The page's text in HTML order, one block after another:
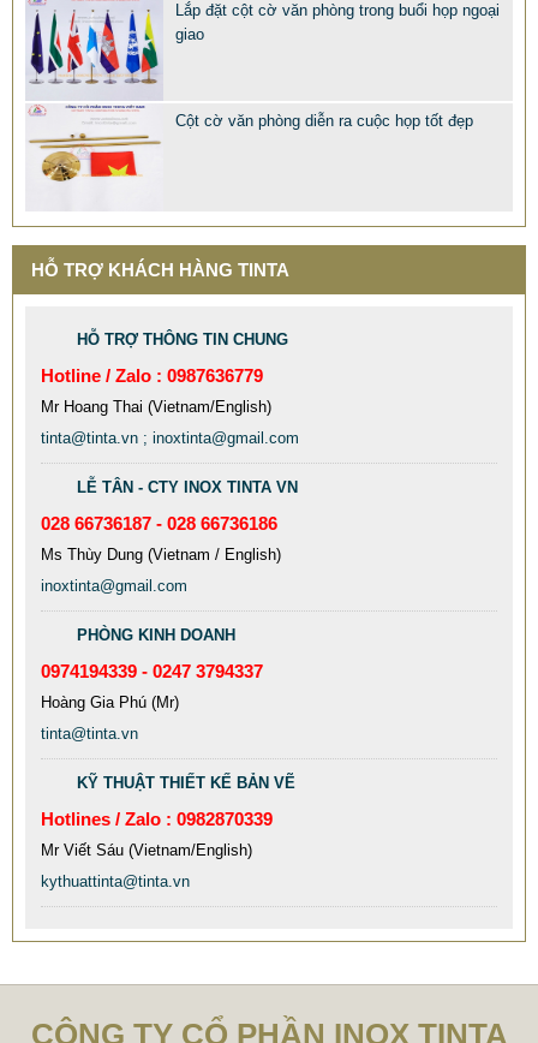
MẪU XE ĐẨY INOX ĐẸP GIÁ RẺ - XE ĐẨY HÀNH LÝ SÂN
BAY TẠI TPHCM THƯƠNG HIỆU TINTA
9.577.900 VNĐ9.757.900 VNĐ
MẪU CỘT CỜ INOX ĐẸP GIÁ RẺ
2.896.700 VNĐ
Mẫu: MAU COT CO INOX 304
Lắp đặt cột cờ văn phòng trong buổi họp ngoại
giao
Cột cờ văn phòng diễn ra cuộc họp tốt đẹp
HỖ TRỢ KHÁCH HÀNG TINTA
HỖ TRỢ THÔNG TIN CHUNG
Hotline / Zalo : 0987636779
Mr Hoang Thai (Vietnam/English)
tinta@tinta.vn ; inoxtinta@gmail.com
LỄ TÂN - CTY INOX TINTA VN
028 66736187 - 028 66736186
Ms Thùy Dung (Vietnam / English)
inoxtinta@gmail.com
PHÒNG KINH DOANH
0974194339 - 0247 3794337
Hoàng Gia Phú (Mr)
tinta@tinta.vn
KỸ THUẬT THIẾT KẾ BẢN VẼ
Hotlines / Zalo : 0982870339
Mr Viết Sáu (Vietnam/English)
kythuattinta@tinta.vn
CÔNG TY CỔ PHẦN INOX TINTA